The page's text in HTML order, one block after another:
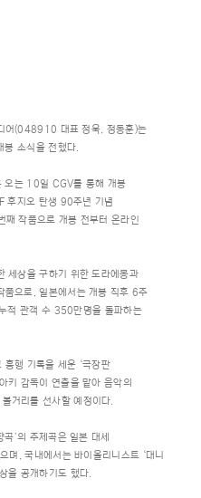
어(048910 대표 정욱, 정동훈)는
봉 소식을 전했다.
오는 10일 CGV를 통해 개봉
후지오 탄생 90주년 기념
째 작품으로 개봉 전부터 온라인
세상을 구하기 위한 도라에몽과
품으로, 일본에서는 개봉 직후 6주
적 관객 수 350만명을 돌파하는
흥행 기록을 세운 ‘극장판
키 감독이 연출을 맡아 음악의
거리를 선사할 예정이다.
’의 주제곡은 일본 대세
며, 국내에서는 바이올리니스트 ‘대니
을 공개하기도 했다.